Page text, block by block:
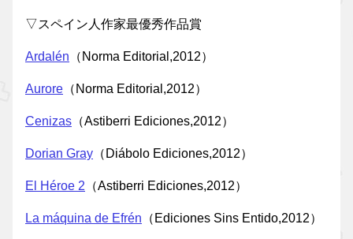
▽スペイン人作家最優秀作品賞
Ardalén （Norma Editorial,2012）
Aurore （Norma Editorial,2012）
Cenizas （Astiberri Ediciones,2012）
Dorian Gray （Diábolo Ediciones,2012）
El Héroe 2 （Astiberri Ediciones,2012）
La máquina de Efrén （Ediciones Sins Entido,2012）